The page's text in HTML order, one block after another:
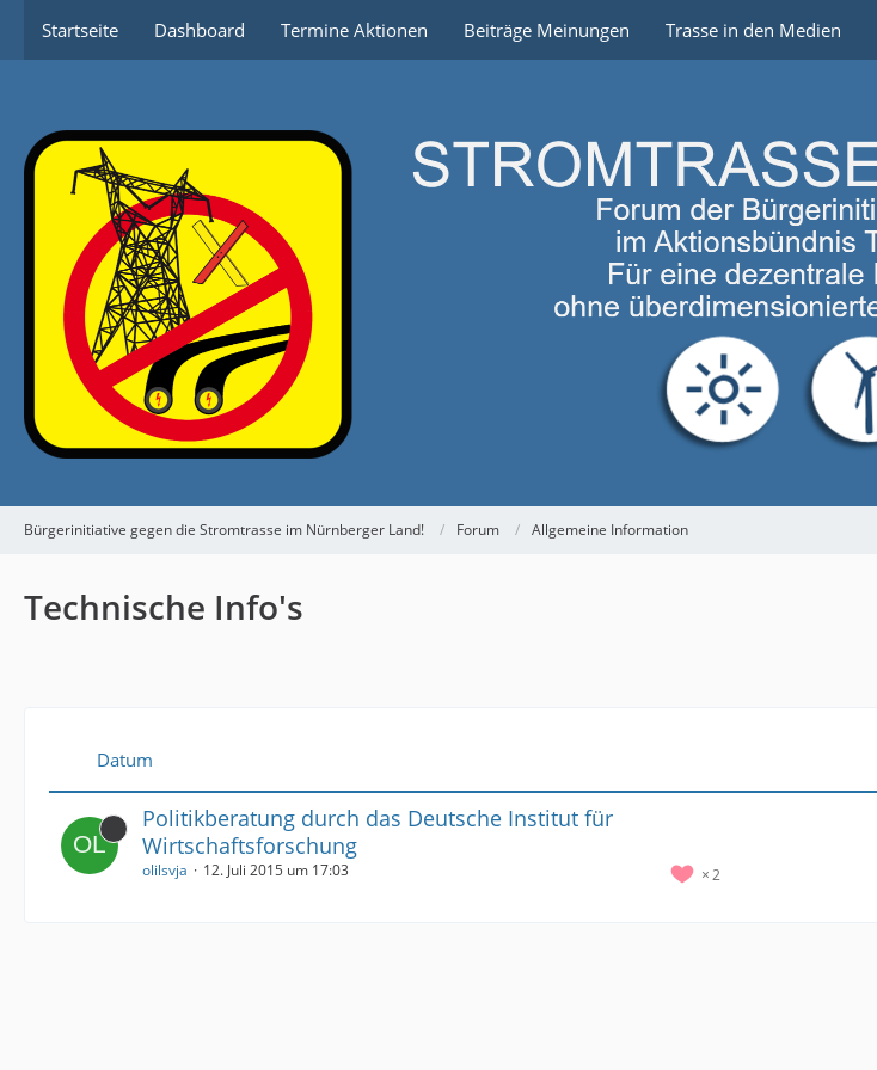
Startseite Dashboard Termine Aktionen Beiträge Meinungen Trasse in den Medien
Bürgerinitiative gegen die Stromtrasse im Nürnberger Land! Forum Allgemeine Information
Technische Info's
Datum
Politikberatung durch das Deutsche Institut für
Wirtschaftsforschung
2
olilsvja 12. Juli 2015 um 17:03